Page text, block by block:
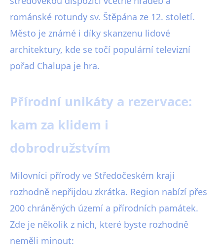
románské rotundy sv. Štěpána ze 12. století.
Město je známé i díky skanzenu lidové
architektury, kde se točí populární televizní
pořad Chalupa je hra.
Přírodní unikáty a rezervace:
kam za klidem i
dobrodružstvím
Milovníci přírody ve Středočeském kraji
rozhodně nepřijdou zkrátka. Region nabízí přes
200 chráněných území a přírodních památek.
Zde je několik z nich, které byste rozhodně
neměli minout: